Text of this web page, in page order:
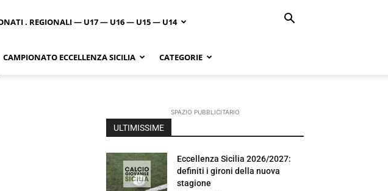
. REGIONALI — U17 — U16 — U15 — U14
CAMPIONATO ECCELLENZA SICILIA CATEGORIE
SPAZIO PUBBLICITARIO
ULTIMISSIME
Eccellenza Sicilia 2026/2027:
definiti i gironi della nuova
stagione